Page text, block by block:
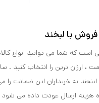
با لبخند
است که شما می توانید انواع
، ارزان ترین را انتخاب کنید .
اینچند به خریداران این ضمانت
هزینه ارسال عودت داده می شود